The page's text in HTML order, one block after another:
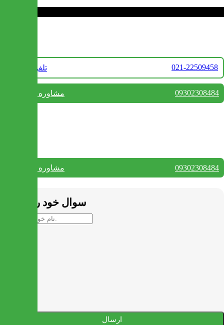
تلفن فروش 021-22509458
مشاوره واتس آپ 09302308484
مشاوره واتس آپ 09302308484
سوال خود را بپرسید
ارسال